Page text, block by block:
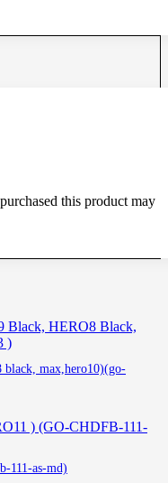
this product may
black, max,hero10)(go-
111-as-md)